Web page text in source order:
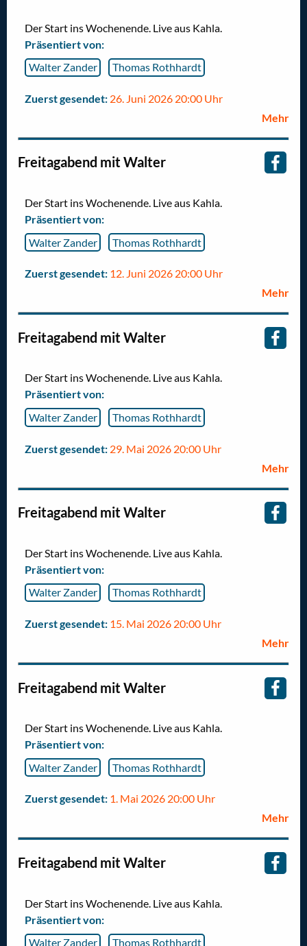
Der Start ins Wochenende. Live aus Kahla.
Präsentiert von:
Walter Zander
Thomas Rothhardt
Zuerst gesendet: 26. Juni 2026 20:00 Uhr
Mehr
Freitagabend mit Walter
Der Start ins Wochenende. Live aus Kahla.
Präsentiert von:
Walter Zander
Thomas Rothhardt
Zuerst gesendet: 12. Juni 2026 20:00 Uhr
Mehr
Freitagabend mit Walter
Der Start ins Wochenende. Live aus Kahla.
Präsentiert von:
Walter Zander
Thomas Rothhardt
Zuerst gesendet: 29. Mai 2026 20:00 Uhr
Mehr
Freitagabend mit Walter
Der Start ins Wochenende. Live aus Kahla.
Präsentiert von:
Walter Zander
Thomas Rothhardt
Zuerst gesendet: 15. Mai 2026 20:00 Uhr
Mehr
Freitagabend mit Walter
Der Start ins Wochenende. Live aus Kahla.
Präsentiert von:
Walter Zander
Thomas Rothhardt
Zuerst gesendet: 1. Mai 2026 20:00 Uhr
Mehr
Freitagabend mit Walter
Der Start ins Wochenende. Live aus Kahla.
Präsentiert von:
Walter Zander
Thomas Rothhardt